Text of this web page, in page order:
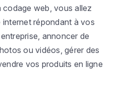
codage web, vous allez
répondant à vos
annoncer de
ou vidéos, gérer des
vos produits en ligne